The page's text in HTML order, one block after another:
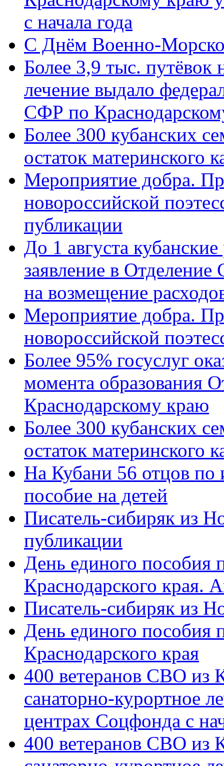
с начала года
C Днём Военно-
Более 3,9 тыс. путёвок
лечение выдало
СФР по
Более 300 кубанских
остаток материнского
Мероприятие добра.
новороссийской
публикации
До 1 августа
заявление в
на возмещение
Мероприятие добра.
новороссийской
Более 95% госуслуг
момента образования
Краснодарскому краю
Более 300 кубанских
остаток материнского
На Кубани 56 отцов по
пособие на детей
Писатель-сибиряк из
публикации
День единого пособия
Краснодарского края.
Писатель-сибиряк из
День единого пособия
Краснодарского края
400 ветеранов СВО из
санаторно-курортное
центрах Соцфонда с
400 ветеранов СВО из